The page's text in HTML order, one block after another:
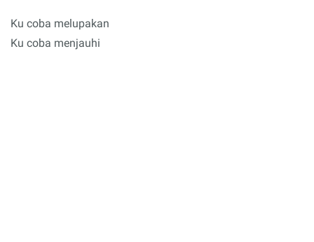
Ku coba melupakan
Ku coba menjauhi